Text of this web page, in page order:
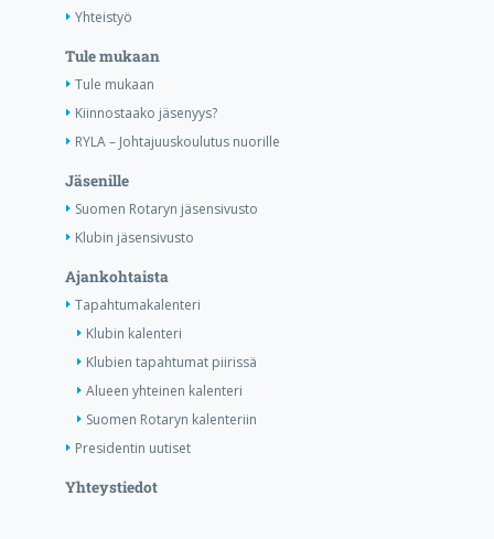
Yhteistyö
Tule mukaan
Tule mukaan
Kiinnostaako jäsenyys?
RYLA – Johtajuuskoulutus nuorille
Jäsenille
Suomen Rotaryn jäsensivusto
Klubin jäsensivusto
Ajankohtaista
Tapahtumakalenteri
Klubin kalenteri
Klubien tapahtumat piirissä
Alueen yhteinen kalenteri
Suomen Rotaryn kalenteriin
Presidentin uutiset
Yhteystiedot